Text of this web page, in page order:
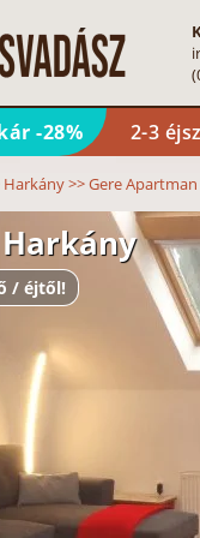
-28% 2-3
Harkány>>Gere Apartman
/ éjtől!